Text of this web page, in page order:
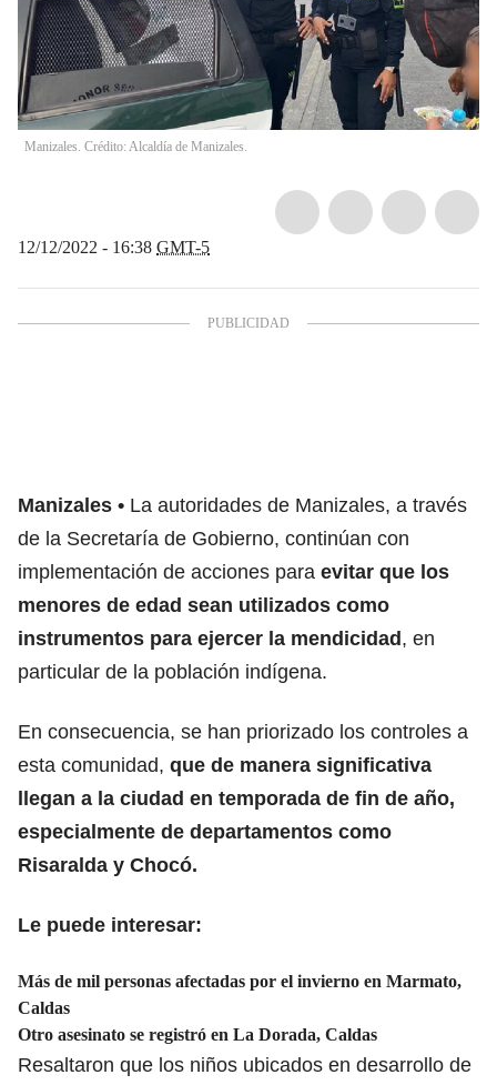
Manizales. Crédito: Alcaldía de Manizales.
12/12/2022 - 16:38 GMT-5
Manizales
La autoridades de Manizales, a través
de la Secretaría de Gobierno, continúan con
implementación de acciones para evitar que los
menores de edad sean utilizados como
instrumentos para ejercer la mendicidad, en
particular de la población indígena.
En consecuencia, se han priorizado los controles a
esta comunidad, que de manera significativa
llegan a la ciudad en temporada de fin de año,
especialmente de departamentos como
Risaralda y Chocó.
Le puede interesar:
Más de mil personas afectadas por el invierno en Marmato,
Caldas
Otro asesinato se registró en La Dorada, Caldas
Resaltaron que los niños ubicados en desarrollo de